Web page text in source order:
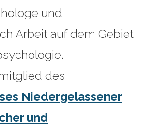
und
Arbeit auf dem Gebiet
des
Niedergelassener
und